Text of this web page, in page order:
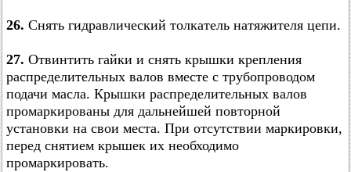
26. Снять гидравлический толкатель натяжителя цепи.
27. Отвинтить гайки и снять крышки крепления
распределительных валов вместе с трубопроводом
подачи масла. Крышки распределительных валов
промаркированы для дальнейшей повторной
установки на свои места. При отсутствии маркировки,
перед снятием крышек их необходимо
промаркировать.